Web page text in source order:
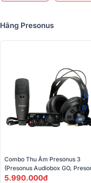
Hãng Presonus
Combo Thu Âm Presonus 3
(Presonus Audiobox GO,
HD7, Presonus M7 MKII)
5.990.000đ